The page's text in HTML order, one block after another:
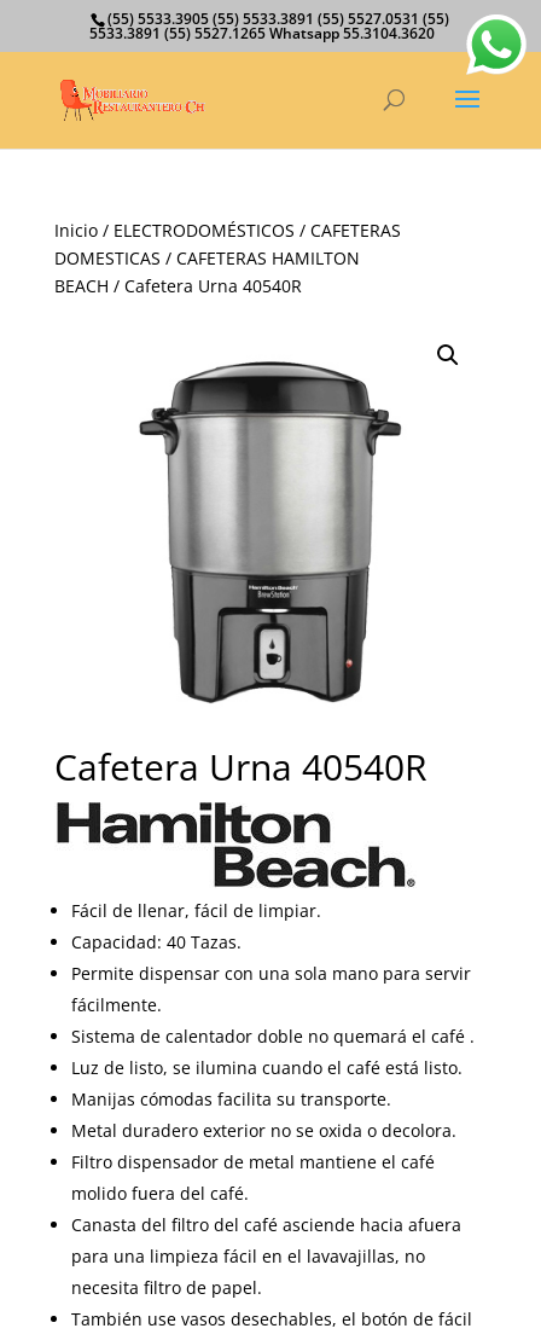
(55) 5533.3905 (55) 5533.3891 (55) 5527.0531 (55)
5533.3891 (55) 5527.1265 Whatsapp 55.3104.3620
Inicio/ ELECTRODOMÉSTICOS / CAFETERAS
DOMESTICAS / CAFETERAS HAMILTON
BEACH / Cafetera Urna 40540R
Cafetera Urna 40540R
Fácil de llenar, fácil de limpiar.
Capacidad: 40 Tazas.
Permite dispensar con una sola mano para servir
fácilmente.
Sistema de calentador doble no quemará el café .
Luz de listo, se ilumina cuando el café está listo.
Manijas cómodas facilita su transporte.
Metal duradero exterior no se oxida o decolora.
Filtro dispensador de metal mantiene el café
molido fuera del café.
Canasta del filtro del café asciende hacia afuera
para una limpieza fácil en el lavavajillas, no
necesita filtro de papel.
También use vasos desechables, el botón de fácil